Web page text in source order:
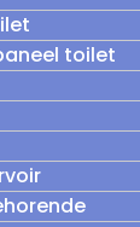
toilet